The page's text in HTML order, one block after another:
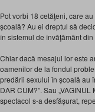
Pot vorbi 18 cetăţeni, care
școală? Au ei dreptul să
în sistemul de învăţământ
Chiar dacă mesajul lor este
oamenilor de la fondul
predării sexului în școală au
DAR CUM?”. Sau
spectacol s-a desfășurat,